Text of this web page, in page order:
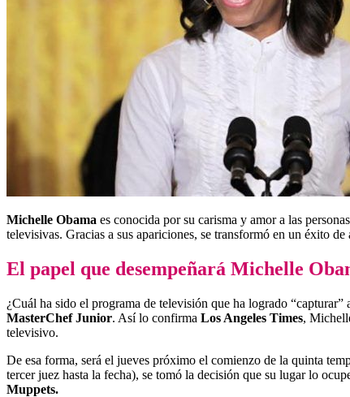
Michelle Obama es conocida por su carisma y amor a las
televisivas. Gracias a sus apariciones, se transformó en un éxito
El papel que desempeñará Michelle
¿Cuál ha sido el programa de televisión que ha logrado
MasterChef Junior. Así lo confirma Los Angeles Times,
televisivo.
De esa forma, será el jueves próximo el comienzo de la quinta
tercer juez hasta la fecha), se tomó la decisión que su lugar lo
Muppets.